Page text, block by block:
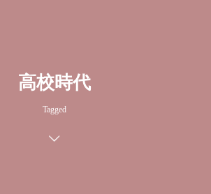
高校時代
Tagged